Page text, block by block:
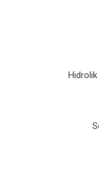
Hidrolik